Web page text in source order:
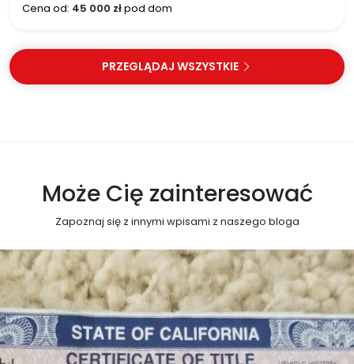
Cena od: 45 000 złpod dom
PRZEGLĄDAJ WSZYSTKIE
Może Cię zainteresować
Zapoznaj się z innymi wpisami z naszego bloga